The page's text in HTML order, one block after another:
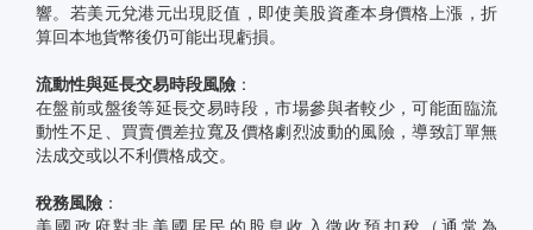
響。若美元兌港元出現貶值，即使美股資產本身價格上漲，折
算回本地貨幣後仍可能出現虧損。
流動性與延長交易時段風險 ：
在盤前或盤後等延長交易時段，市場參與者較少，可能面臨流
動性不足、買賣價差拉寬及價格劇烈波動的風險，導致訂單無
法成交或以不利價格成交。
稅務風險 ：